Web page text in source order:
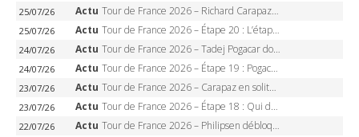
25/07/26 Actu Tour de France 2026 – Richard Carapaz roi des Alpes, doublé et maillot à pois, Seixas perd le podium
25/07/26 Actu Tour de France 2026 – Étape 20 : L’étape reine, Galibier, Sarenne, Alpe d’Huez, qui succédera à Pogacar ?
24/07/26 Actu Tour de France 2026 – Tadej Pogacar dompte l’Alpe d’Huez, 5e victoire, record de Pantani pulvérisé
24/07/26 Actu Tour de France 2026 – Étape 19 : Pogacar peut-il enfin dompter l’Alpe d’Huez ?
23/07/26 Actu Tour de France 2026 – Carapaz en solitaire à Orcières-Merlette, Paret-Peintre à un point du maillot à pois
23/07/26 Actu Tour de France 2026 – Étape 18 : Qui domptera Orcières-Merlette, première marche vers l’Alpe d’Huez ?
22/07/26 Actu Tour de France 2026 – Philipsen débloque son compteur à Voiron, Pedersen en danger pour le maillot vert